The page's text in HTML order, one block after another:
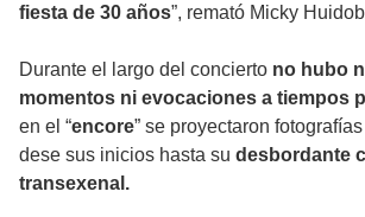
fiesta de 30 años”, remató Micky
Durante el largo del concierto no hubo
momentos ni evocaciones a tiempos
en el “encore” se proyectaron
dese sus inicios hasta su desbordante
transexenal.